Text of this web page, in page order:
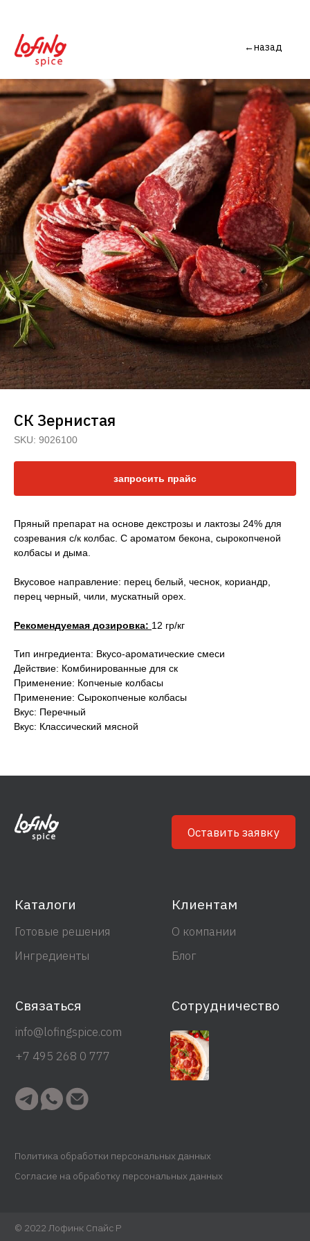
СК Зернистая
SKU: 9026100
запросить прайс
Пряный препарат на основе декстрозы и лактозы 24% для
созревания с/к колбас. С ароматом бекона, сырокопченой
колбасы и дыма.
Вкусовое направление: перец белый, чеснок, кориандр,
перец черный, чили, мускатный орех.
Рекомендуемая дозировка: 12 гр/кг
Тип ингредиента: Вкусо-ароматические смеси
Действие: Комбинированные для ск
Применение: Копченые колбасы
Применение: Сырокопченые колбасы
Вкус: Перечный
Вкус: Классический мясной
Согласие на обработку персональных данных
Политика обработки персональных данных
Готовые решения
Ингредиенты
О компании
Блог
Связаться
Оставить заявку